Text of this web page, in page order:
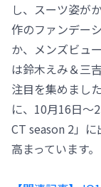
し、スーツ姿が
作のファンデー
か、メンズビュ
は鈴木えみ＆三
注目を集めまし
に、10月16日～
CT season 2」
高まっています。